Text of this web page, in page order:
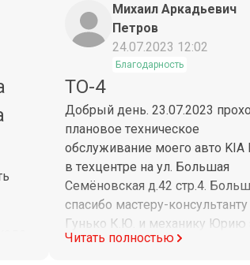
Михаил Аркадьевич
Петров
24.07.2023 12:02
Благодарность
ТО-4
Добрый день. 23.07.2023
плановое техническое
обслуживание моего авто KIA
в техцентре на ул. Большая
Семёновская д.42 стр.4.
спасибо мастеру-консультанту
Гунько К.Ю. и механику Юрию
их профессиональный подход и
Читать полностью